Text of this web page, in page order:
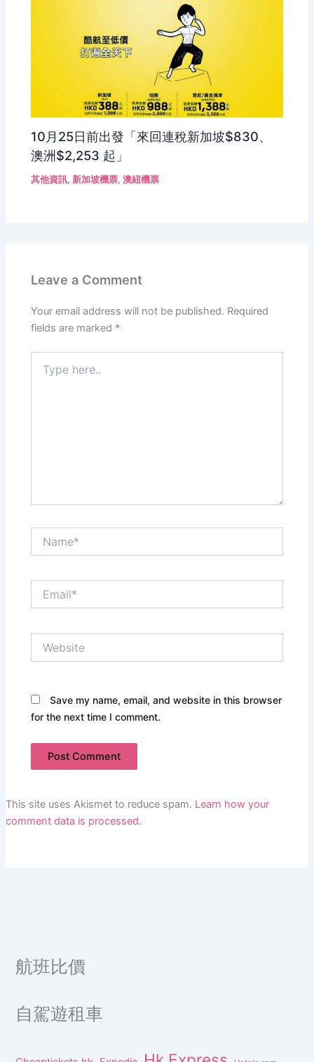
10月25日前出發「來回連稅新加坡$830、
澳洲$2,253 起」
其他資訊,新加坡機票,澳紐機票
Leave a Comment
Your email address will not be published. Required
fields are marked *
here..
Save my name, email, and website in this browser
for the next time I comment.
This site uses Akismet to reduce spam. Learn how your
comment data is processed.
航班比價
自駕遊租車